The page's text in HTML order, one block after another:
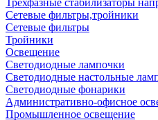
Трёхфазные стабилизаторы
Сетевые фильтры,тройники
Сетевые фильтры
Тройники
Освещение
Светодиодные лампочки
Светодиодные настольные
Светодиодные фонарики
Административно-офисное
Промышленное освещение